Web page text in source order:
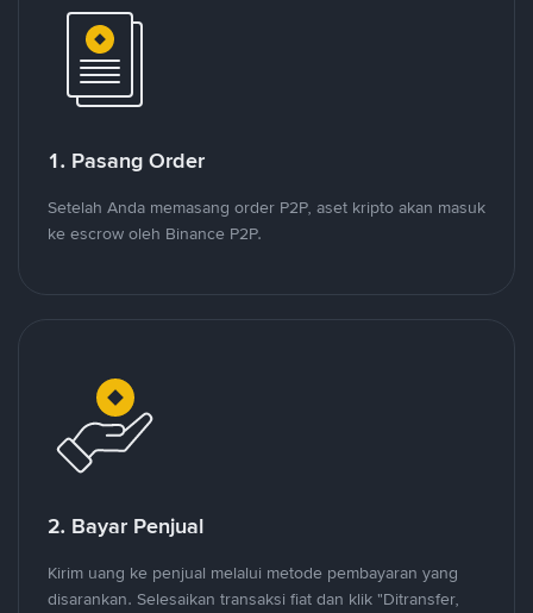
1. Pasang Order
Setelah Anda memasang order P2P, aset kripto akan masuk
ke escrow oleh Binance P2P.
2. Bayar Penjual
Kirim uang ke penjual melalui metode pembayaran yang
disarankan. Selesaikan transaksi fiat dan klik "Ditransfer,